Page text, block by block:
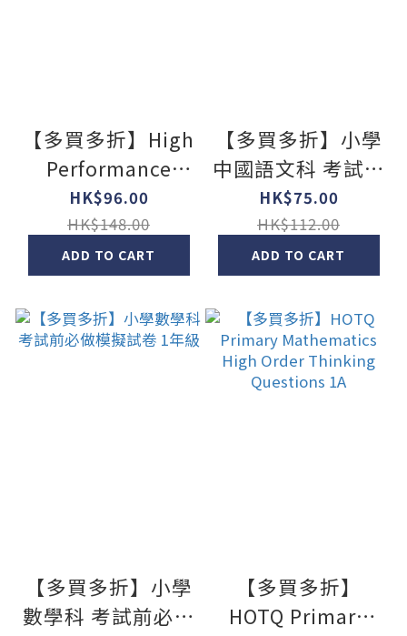
【多買多折】High
Performance
Math Quizzes
and Mock Papers
p1
HK$96.00
HK$148.00
ADD TO CART
【多買多折】小學
中國語文科 考試前
必做模擬試卷 1年
級
HK$75.00
HK$112.00
ADD TO CART
【多買多折】小學
數學科 考試前必做
【多買多折】
HOTQ Primary